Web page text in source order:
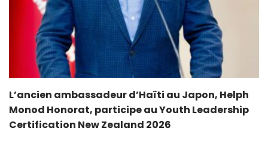
L’ancien ambassadeur d’Haïti au Japon, Helph
Monod Honorat, participe au Youth Leadership
Certification New Zealand 2026